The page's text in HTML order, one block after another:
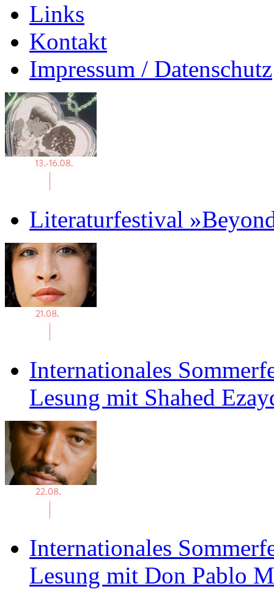
Links
Kontakt
Impressum / Datenschutz
Literaturfestival
Internationales
Lesung mit Shahed
Internationales
Lesung mit Don Pablo